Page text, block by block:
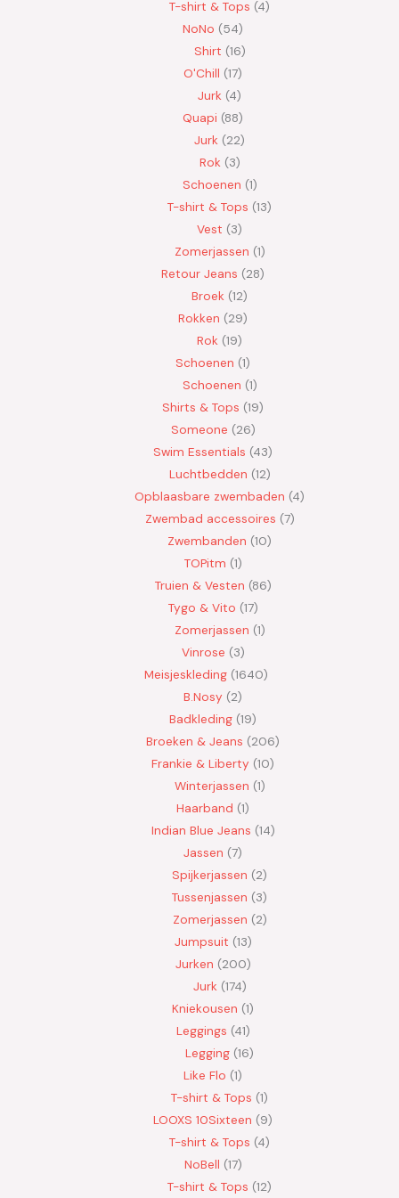
T-shirt & Tops 4
NoNo
54
Shirt 16
O'Chill 17
Jurk 4
Quapi 88
Jurk
22
Rok 3
Schoenen 1
T-shirt & Tops 13
Vest
3
Zomerjassen 1
Retour Jeans
28
Broek 12
Rokken
29
Rok 19
Schoenen 1
Schoenen 1
Shirts & Tops 19
Someone 26
Swim Essentials 43
Luchtbedden 12
Opblaasbare zwembaden 4
Zwembad accessoires 7
Zwembanden 10
TOPitm 1
Truien & Vesten 86
Tygo & Vito 17
Zomerjassen 1
Vinrose 3
Meisjeskleding 1640
B.Nosy
2
Badkleding 19
Broeken & Jeans
206
Frankie & Liberty 10
Winterjassen 1
Haarband 1
Indian Blue Jeans 14
Jassen 7
Spijkerjassen
2
Tussenjassen
3
Zomerjassen 2
Jumpsuit 13
Jurken 200
Jurk 174
Kniekousen 1
Leggings 41
Legging 16
Like Flo 1
T-shirt & Tops 1
LOOXS 10Sixteen
9
T-shirt & Tops 4
NoBell 17
T-shirt & Tops 12